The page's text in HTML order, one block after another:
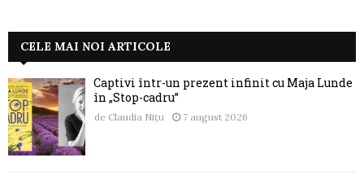
CELE MAI NOI ARTICOLE
Captivi într-un prezent infinit cu Maja Lunde
în „Stop-cadru”
de Claudia Nițu 7 august 2026